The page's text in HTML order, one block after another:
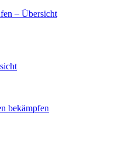
– Übersicht
bekämpfen